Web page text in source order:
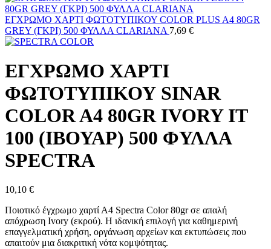
ΕΓΧΡΩΜΟ ΧΑΡΤΙ ΦΩΤΟΤΥΠΙΚΟΥ COLOR PLUS A4 80GR
GREY (ΓΚΡΙ) 500 ΦΥΛΛΑ CLARIANA 7,69 €
ΕΓΧΡΩΜΟ ΧΑΡΤΙ
ΦΩΤΟΤΥΠΙΚΟΥ SINAR
COLOR A4 80GR IVORY IT
100 (ΙΒΟΥΑΡ) 500 ΦΥΛΛΑ
SPECTRA
10,10 €
Ποιοτικό έγχρωμο χαρτί Α4 Spectra Color 80gr σε απαλή
απόχρωση Ivory (εκρού). Η ιδανική επιλογή για καθημερινή
επαγγελματική χρήση, οργάνωση αρχείων και εκτυπώσεις που
απαιτούν μια διακριτική νότα κομψότητας.